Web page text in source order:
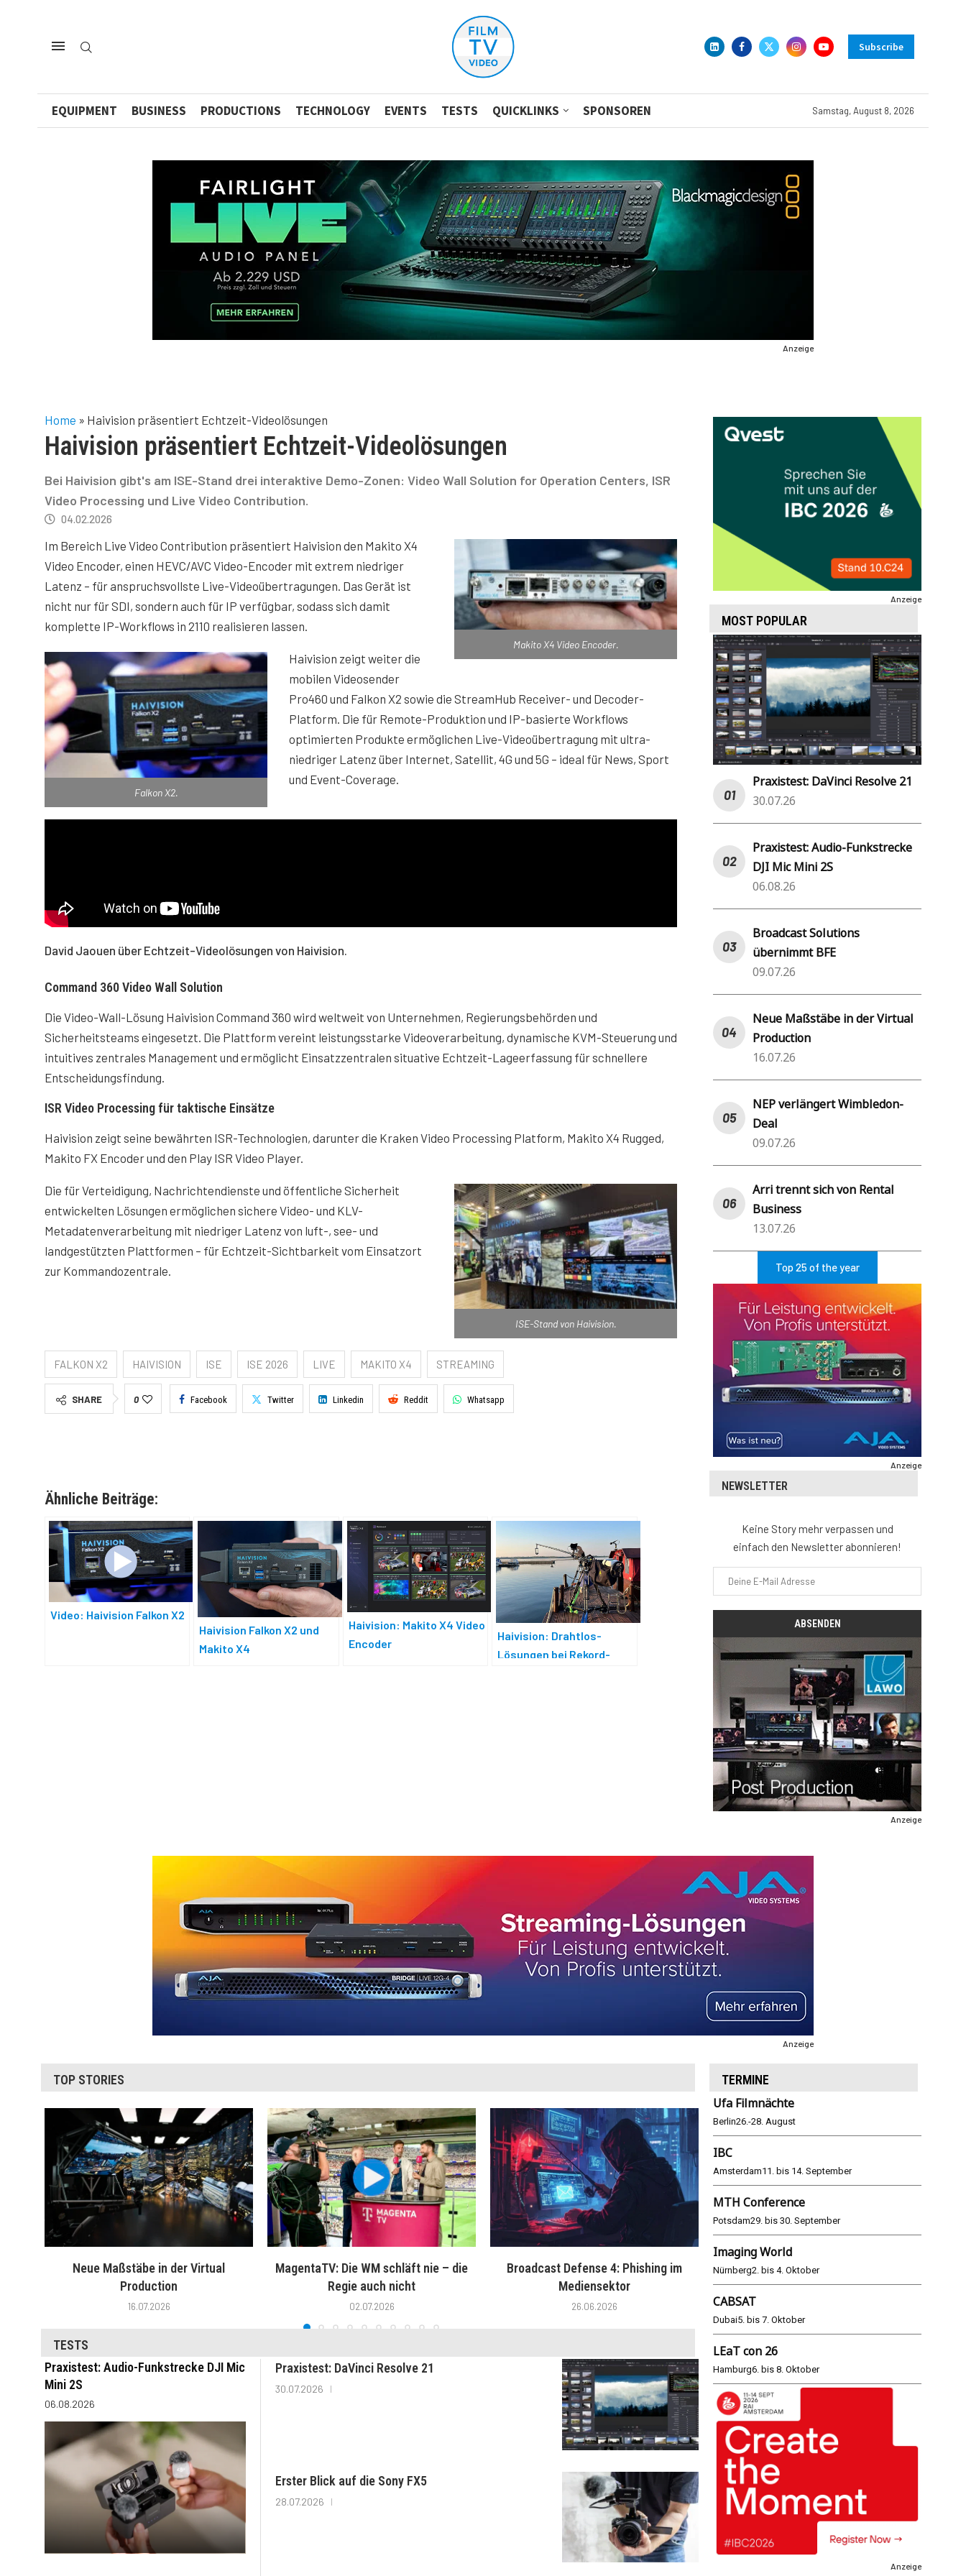
Subscribe
EQUIPMENT BUSINESS PRODUCTIONS TECHNOLOGY EVENTS TESTS QUICKLINKS SPONSOREN Samstag, August 8, 2026
Anzeige
Home » Haivision präsentiert Echtzeit-Videolösungen
Haivision präsentiert Echtzeit-Videolösungen
Bei Haivision gibt's am ISE-Stand drei interaktive Demo-Zonen: Video Wall Solution for Operation Centers, ISR
Video Processing und Live Video Contribution.
04.02.2026
Makito X4 Video Encoder.
Im Bereich Live Video Contribution präsentiert Haivision den Makito X4
Video Encoder, einen HEVC/AVC Video-Encoder mit extrem niedriger
Latenz – für anspruchsvollste Live-Videoübertragungen. Das Gerät ist
nicht nur für SDI, sondern auch für IP verfügbar, sodass sich damit
komplette IP-Workflows in 2110 realisieren lassen.
Falkon X2.
Haivision zeigt weiter die
mobilen Videosender
Pro460 und Falkon X2 sowie die StreamHub Receiver- und Decoder-
Platform. Die für Remote-Produktion und IP-basierte Workflows
optimierten Produkte ermöglichen Live-Videoübertragung mit ultra-
niedriger Latenz über Internet, Satellit, 4G und 5G – ideal für News, Sport
und Event-Coverage.
David Jaouen über Echtzeit-Videolösungen von Haivision.
Command 360 Video Wall Solution
Die Video-Wall-Lösung Haivision Command 360 wird weltweit von Unternehmen, Regierungsbehörden und
Sicherheitsteams eingesetzt. Die Plattform vereint leistungsstarke Videoverarbeitung, dynamische KVM-Steuerung und
intuitives zentrales Management und ermöglicht Einsatzzentralen situative Echtzeit-Lageerfassung für schnellere
Entscheidungsfindung.
ISR Video Processing für taktische Einsätze
Haivision zeigt seine bewährten ISR-Technologien, darunter die Kraken Video Processing Platform, Makito X4 Rugged,
Makito FX Encoder und den Play ISR Video Player.
ISE-Stand von Haivision.
Die für Verteidigung, Nachrichtendienste und öffentliche Sicherheit
entwickelten Lösungen ermöglichen sichere Video- und KLV-
Metadatenverarbeitung mit niedriger Latenz von luft-, see- und
landgestützten Plattformen – für Echtzeit-Sichtbarkeit vom Einsatzort
zur Kommandozentrale.
FALKON X2 HAIVISION ISE ISE 2026 LIVE MAKITO X4 STREAMING
SHARE 0 Facebook Twitter Linkedin Reddit Whatsapp
Ähnliche Beiträge:
Video: Haivision Falkon X2
Haivision Falkon X2 und
Makito X4
Haivision: Makito X4 Video
Encoder
Haivision: Drahtlos-
Lösungen bei Rekord-
Anzeige
MOST POPULAR
Praxistest: DaVinci Resolve 21
30.07.26
Praxistest: Audio-Funkstrecke
DJI Mic Mini 2S
06.08.26
Broadcast Solutions
übernimmt BFE
09.07.26
Neue Maßstäbe in der Virtual
Production
16.07.26
NEP verlängert Wimbledon-
Deal
09.07.26
Arri trennt sich von Rental
Business
13.07.26
Top 25 of the year
Anzeige
NEWSLETTER
Keine Story mehr verpassen und
einfach den Newsletter abonnieren!
Anzeige
Anzeige
TOP STORIES
Neue Maßstäbe in der Virtual
Production
16.07.2026
MagentaTV: Die WM schläft nie – die
Regie auch nicht
02.07.2026
Broadcast Defense 4: Phishing im
Mediensektor
26.06.2026
WM 2026: ARD und ZDF im Remote-
Modus
TESTS
Praxistest: Audio-Funkstrecke DJI Mic
Mini 2S
06.08.2026
Praxistest: DaVinci Resolve 21
30.07.2026
Erster Blick auf die Sony FX5
28.07.2026
TERMINE
Ufa Filmnächte
Berlin26.-28. August
IBC
Amsterdam11. bis 14. September
MTH Conference
Potsdam29. bis 30. September
Imaging World
Nürnberg2. bis 4. Oktober
CABSAT
Dubai5. bis 7. Oktober
LEaT con 26
Hamburg6. bis 8. Oktober
Anzeige